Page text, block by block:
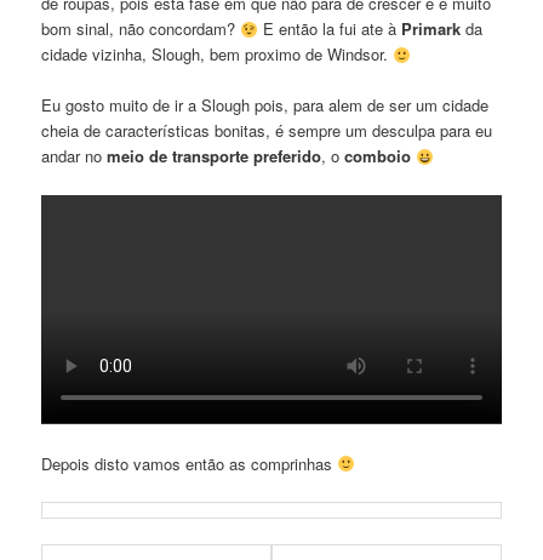
bom sinal, não concordam?
E então la fui ate à Primarkda
cidade vizinha, Slough, bem proximo de Windsor.
Eu gosto muito de ir a Slough pois, para alem de ser um cidade
cheia de características bonitas, é sempre um desculpa para eu
andar nomeio de transporte preferido, ocomboio
Depois disto vamos então as comprinhas